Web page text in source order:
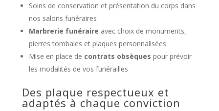
Soins de conservation et présentation du corps dans
nos salons funéraires
Marbrerie funéraire avec choix de monuments,
pierres tombales et plaques personnalisées
Mise en place de contrats obsèques pour prévoir
les modalités de vos funérailles
Des plaque respectueux et
adaptés à chaque conviction